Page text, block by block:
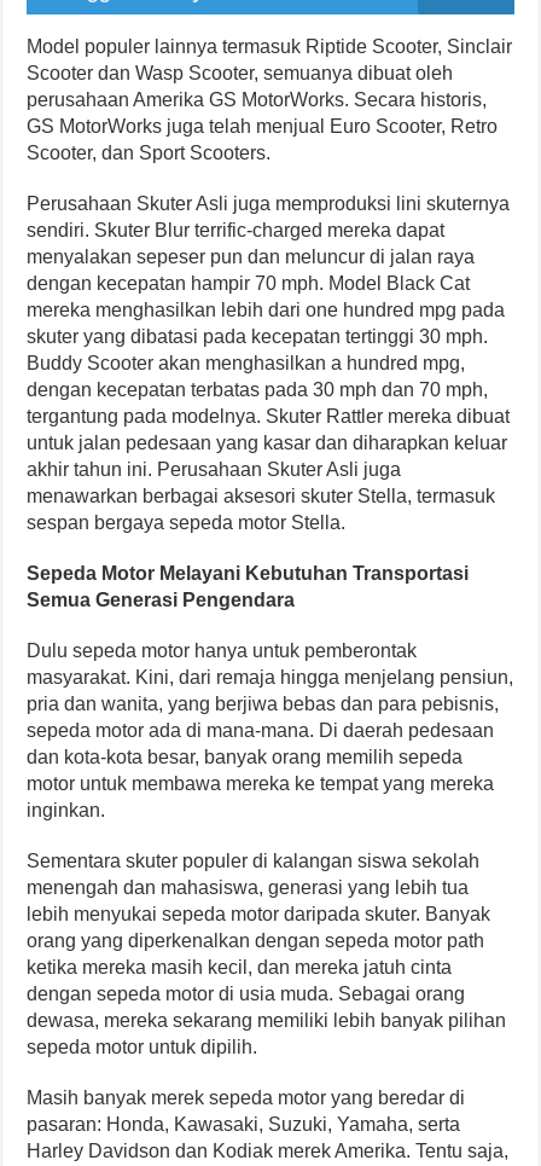
Model populer lainnya termasuk Riptide Scooter, Sinclair
Scooter dan Wasp Scooter, semuanya dibuat oleh
perusahaan Amerika GS MotorWorks. Secara historis,
GS MotorWorks juga telah menjual Euro Scooter, Retro
Scooter, dan Sport Scooters.
Perusahaan Skuter Asli juga memproduksi lini skuternya
sendiri. Skuter Blur terrific-charged mereka dapat
menyalakan sepeser pun dan meluncur di jalan raya
dengan kecepatan hampir 70 mph. Model Black Cat
mereka menghasilkan lebih dari one hundred mpg pada
skuter yang dibatasi pada kecepatan tertinggi 30 mph.
Buddy Scooter akan menghasilkan a hundred mpg,
dengan kecepatan terbatas pada 30 mph dan 70 mph,
tergantung pada modelnya. Skuter Rattler mereka dibuat
untuk jalan pedesaan yang kasar dan diharapkan keluar
akhir tahun ini. Perusahaan Skuter Asli juga
menawarkan berbagai aksesori skuter Stella, termasuk
sespan bergaya sepeda motor Stella.
Sepeda Motor Melayani Kebutuhan Transportasi
Semua Generasi Pengendara
Dulu sepeda motor hanya untuk pemberontak
masyarakat. Kini, dari remaja hingga menjelang pensiun,
pria dan wanita, yang berjiwa bebas dan para pebisnis,
sepeda motor ada di mana-mana. Di daerah pedesaan
dan kota-kota besar, banyak orang memilih sepeda
motor untuk membawa mereka ke tempat yang mereka
inginkan.
Sementara skuter populer di kalangan siswa sekolah
menengah dan mahasiswa, generasi yang lebih tua
lebih menyukai sepeda motor daripada skuter. Banyak
orang yang diperkenalkan dengan sepeda motor path
ketika mereka masih kecil, dan mereka jatuh cinta
dengan sepeda motor di usia muda. Sebagai orang
dewasa, mereka sekarang memiliki lebih banyak pilihan
sepeda motor untuk dipilih.
Masih banyak merek sepeda motor yang beredar di
pasaran: Honda, Kawasaki, Suzuki, Yamaha, serta
Harley Davidson dan Kodiak merek Amerika. Tentu saja,